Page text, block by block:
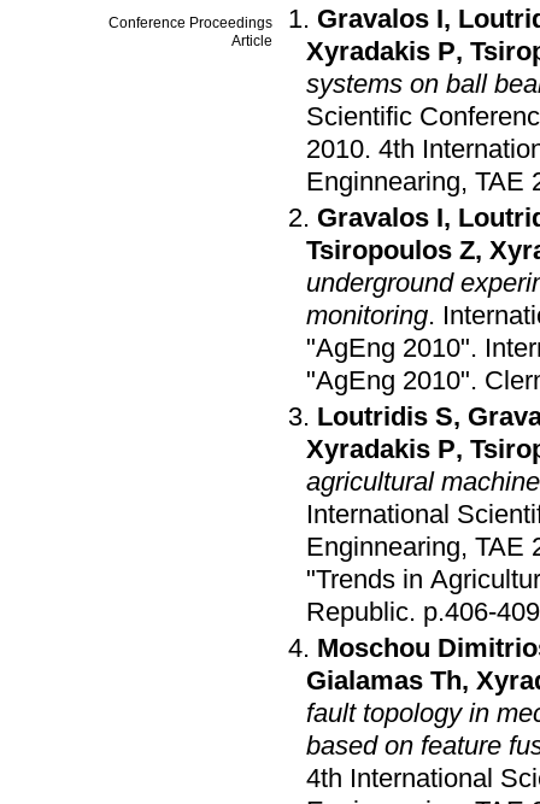
Conference Proceedings
Article
Gravalos I,
Xyradakis P,
systems on ball
Scientific
2010. 4th
Enginnearing, TAE
Gravalos I,
Tsiropoulos Z,
underground
monitoring.
"AgEng 2010".
"AgEng 2010".
Loutridis S,
Xyradakis P,
agricultural
International
Enginnearing, TAE
"Trends in
Republic. p.406-409
Moschou
Gialamas Th,
fault topology in
based on feature
4th International